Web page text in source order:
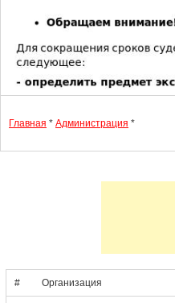
Главная * Администрация *
# Организация